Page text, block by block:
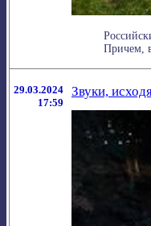
Причем,
29.03.2024
17:59
Звуки,